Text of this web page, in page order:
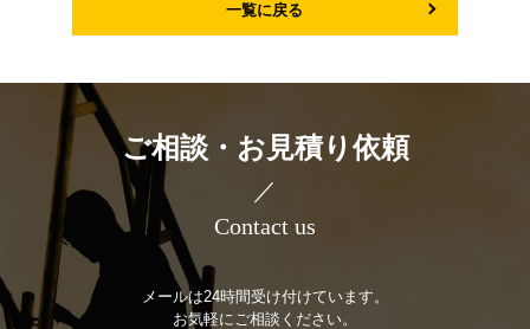
一覧に戻る
ご相談・お見積り依頼
／
Contact us
メールは24時間受け付けています。
お気軽にご相談ください。